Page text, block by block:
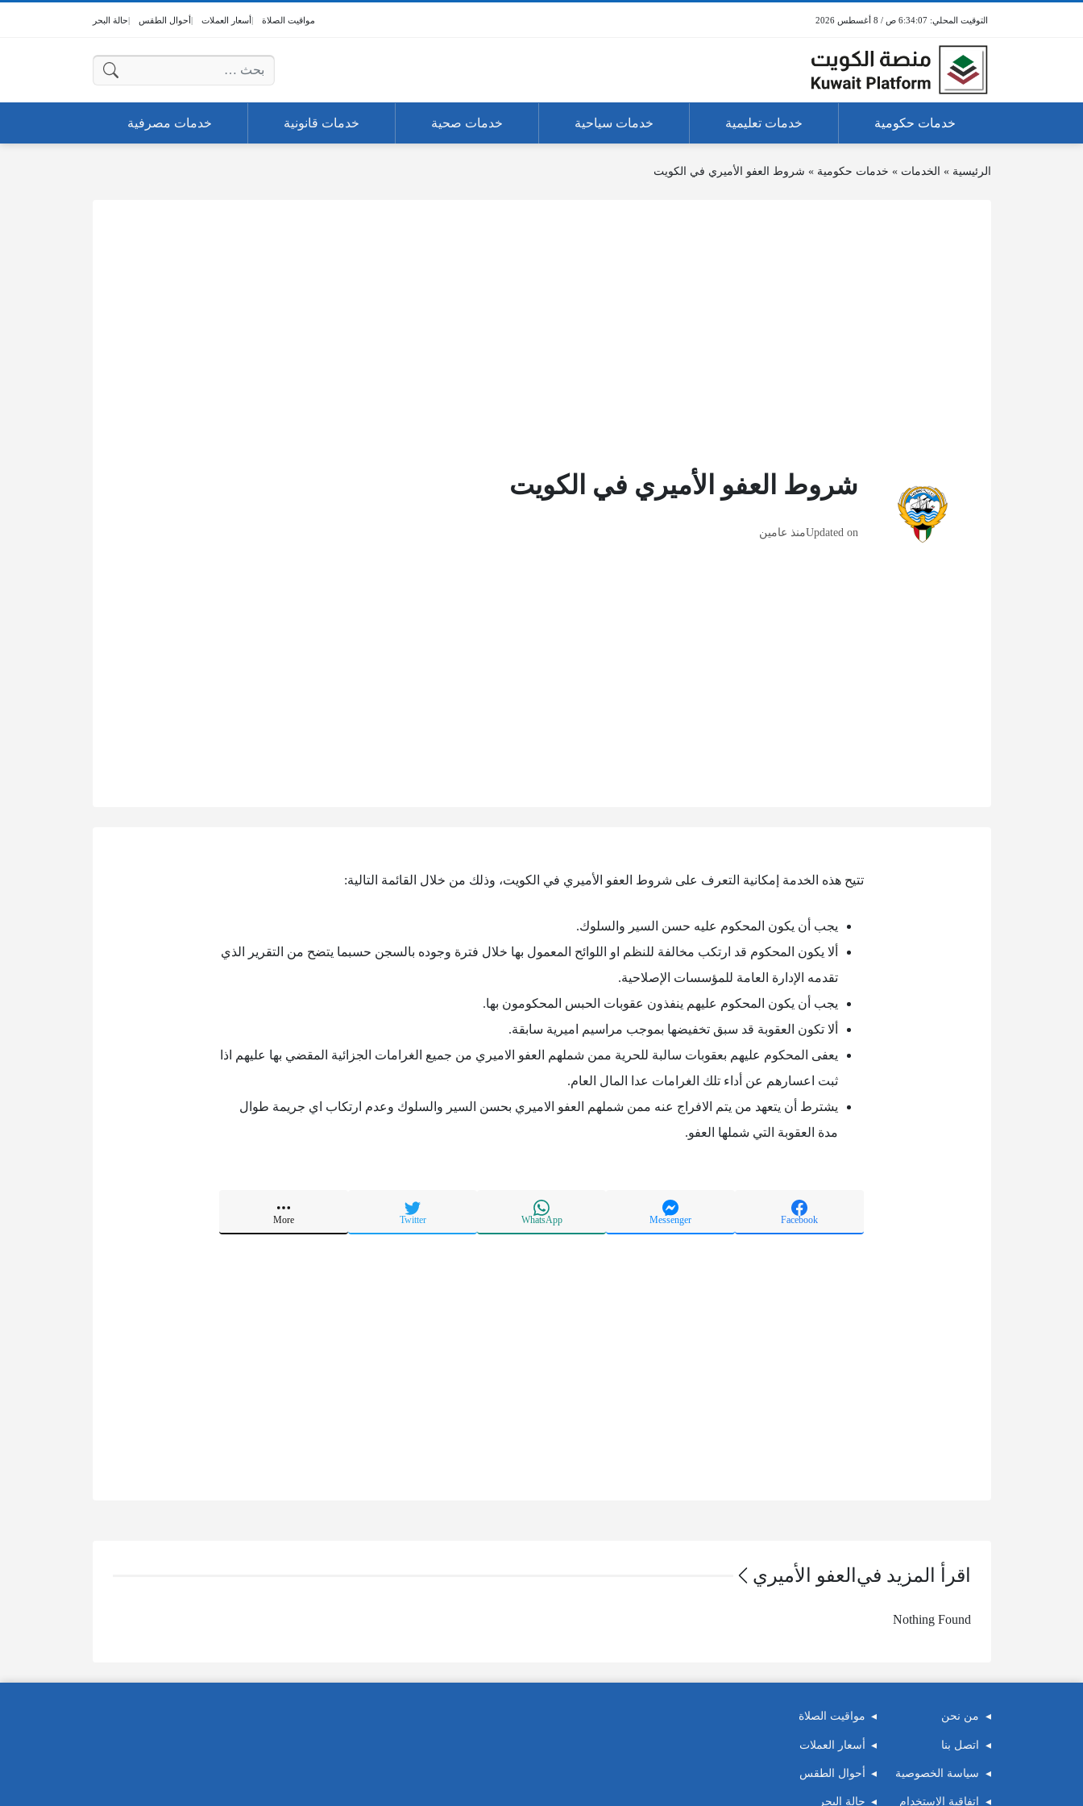
6:34:07 ص / 8 أغسطس 2026 مواقيت الصلاة أسعار العملات أحوال الطقس حالة البحر
البحث عن:
خدمات حكومية خدمات تعليمية خدمات سياحية خدمات صحية خدمات قانونية خدمات مصرفية
الرئيسية » الخدمات » خدمات حكومية » شروط العفو الأميري في الكويت
شروط العفو الأميري في الكويت
Updated onمنذ عامين
تتيح هذه الخدمة إمكانية التعرف على شروط العفو الأميري في الكويت، وذلك من خلال القائمة التالية:
يجب أن يكون المحكوم عليه حسن السير والسلوك.
ألا يكون المحكوم قد ارتكب مخالفة للنظم او اللوائح المعمول بها خلال فترة وجوده بالسجن حسبما يتضح من التقرير الذي
تقدمه الإدارة العامة للمؤسسات الإصلاحية.
يجب أن يكون المحكوم عليهم ينفذون عقوبات الحبس المحكومون بها.
ألا تكون العقوبة قد سبق تخفيضها بموجب مراسيم اميرية سابقة.
يعفى المحكوم عليهم بعقوبات سالبة للحرية ممن شملهم العفو الاميري من جميع الغرامات الجزائية المقضي بها عليهم اذا
ثبت اعسارهم عن أداء تلك الغرامات عدا المال العام.
يشترط أن يتعهد من يتم الافراج عنه ممن شملهم العفو الاميري بحسن السير والسلوك وعدم ارتكاب اي جريمة طوال
مدة العقوبة التي شملها العفو.
Facebook
Messenger
WhatsApp
Twitter
More
اقرأ المزيد في العفو الأميري
Nothing Found
من نحن
اتصل بنا
سياسة الخصوصية
اتفاقية الاستخدام
مواقيت الصلاة
أسعار العملات
أحوال الطقس
حالة البحر